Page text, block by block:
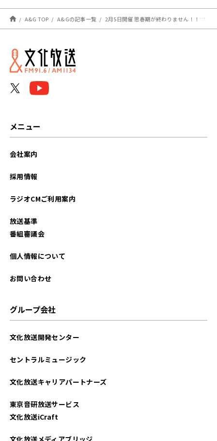
12月31日放送分）
A&G TOP A&Gの記事一覧 2月5日開催 思春期が終わりません！！のイベント３回目 チケット販売中！
メニュー
会社案内
採用情報
ラジオCMご利用案内
放送基準
番組審議会
個人情報について
お問い合わせ
グループ会社
文化放送開発センター
セントラルミュージック
文化放送キャリアパートナーズ
東京音研放送サービス
文化放送iCraft
文化放送メディアブリッジ